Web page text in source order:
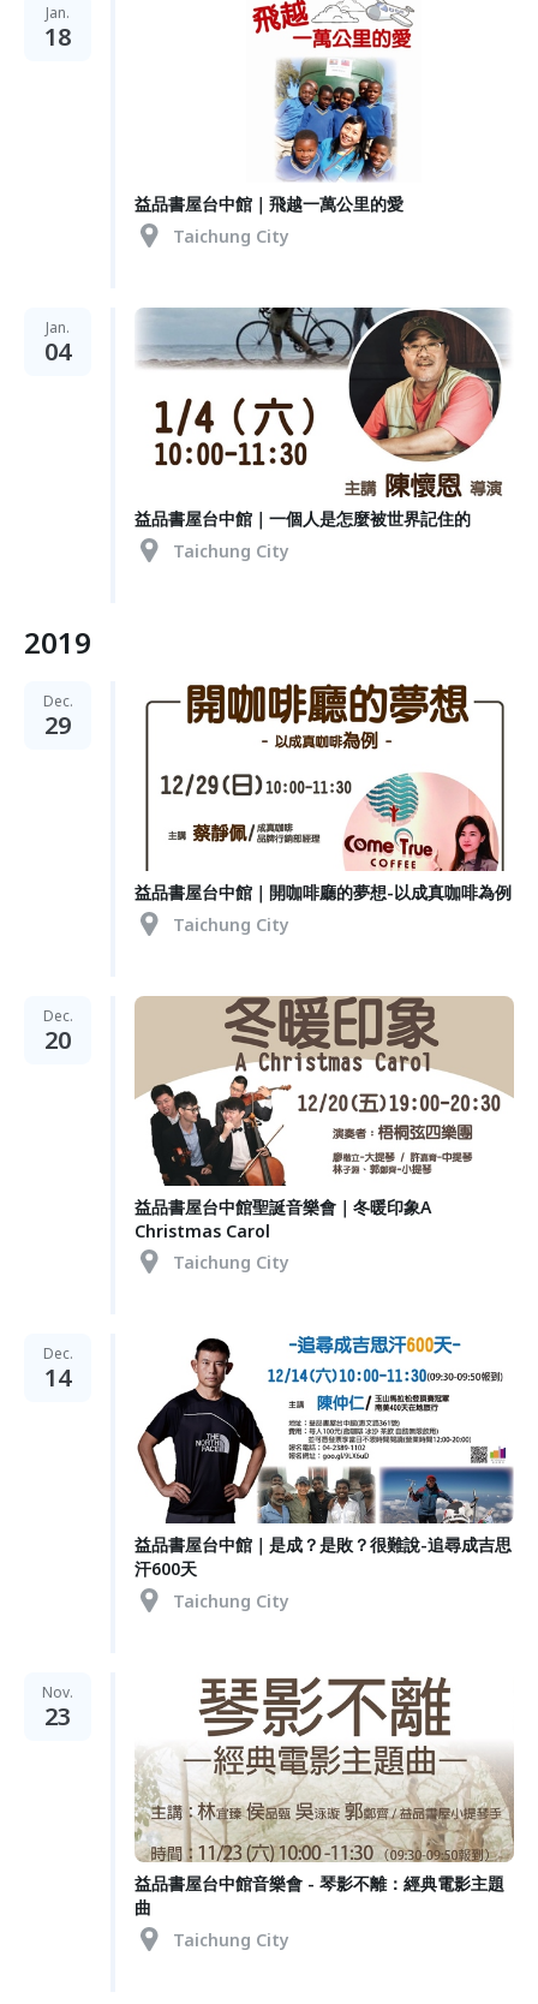
Jan.
18
益品書屋台中館｜飛越一萬公里的愛
Taichung City
Jan.
04
益品書屋台中館｜一個人是怎麼被世界記住的
Taichung City
2019
Dec.
29
益品書屋台中館｜開咖啡廳的夢想-以成真咖啡為例
Taichung City
Dec.
20
益品書屋台中館聖誕音樂會｜冬暖印象A
Christmas Carol
Taichung City
Dec.
14
益品書屋台中館｜是成？是敗？很難說-追尋成吉思
汗600天
Taichung City
Nov.
23
益品書屋台中館音樂會 - 琴影不離：經典電影主題
曲
Taichung City